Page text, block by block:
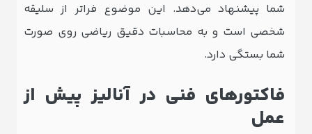
شما پیشنهاد می‌دهد. این موضوع فراتر از سلیقه
شخصی است و به محاسبات دقیق ریاضی روی صورت
شما بستگی دارد.
فاکتورهای فنی در آنالیز پیش از
عمل